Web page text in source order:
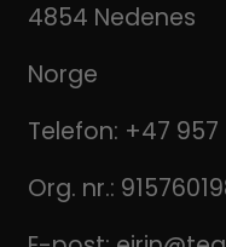
4854 Nedenes
Norge
Telefon: +47 957
Org. nr.: